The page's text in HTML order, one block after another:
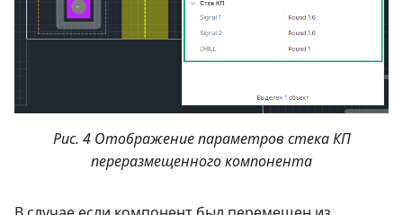
Рис. 4 Отображение параметров стека КП
переразмещенного компонента